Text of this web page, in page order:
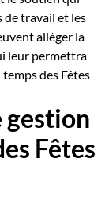
de travail et les
alléger la
leur permettra
des Fêtes
gestion
Fêtes